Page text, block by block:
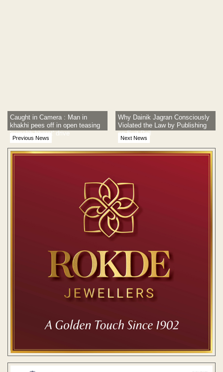
Previous News
Caught in Camera : Man in
khakhi pees off in open teasing
'swachh bharat' drive
Next News
Why Dainik Jagran Consciously
Violated the Law by Publishing
an Exit Poll